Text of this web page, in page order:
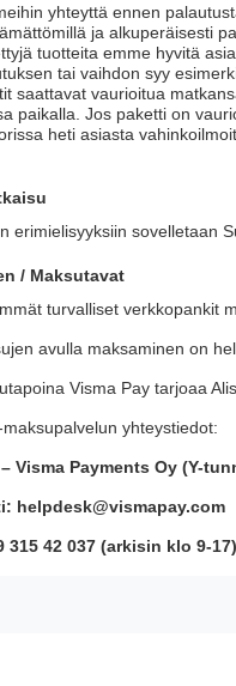
yhteyttä ennen
ja alkuperäisesti
tuotteita emme hyvitä
tai vaihdon syy
saattavat vaurioitua
paikalla. Jos paketti on
heti asiasta
erimielisyyksiin sovelletaan
/ Maksutavat
turvalliset verkkopankit
avulla maksaminen on
Visma Pay tarjoaa
yhteystiedot:
Visma Payments Oy (Y-
helpdesk@vismapay.com
315 42 037 (arkisin klo 9-17)